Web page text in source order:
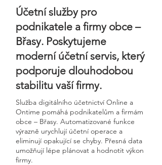
Účetní služby pro
podnikatele a firmy obce –
Břasy. Poskytujeme
moderní účetní servis, který
podporuje dlouhodobou
stabilitu vaší firmy.
Služba digitálního účetnictví Online a
Ontime pomáhá podnikatelům a firmám
obce – Břasy. Automatizované funkce
výrazně urychlují účetní operace a
eliminují opakující se chyby. Přesná data
umožňují lépe plánovat a hodnotit výkon
firmy.